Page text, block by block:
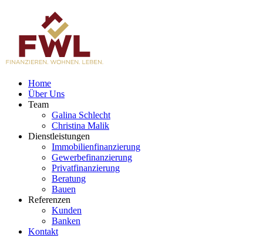
Home
Über Uns
Team
Galina Schlecht
Christina Malik
Dienstleistungen
Immobilienfinanzierung
Gewerbefinanzierung
Privatfinanzierung
Beratung
Bauen
Referenzen
Kunden
Banken
Kontakt